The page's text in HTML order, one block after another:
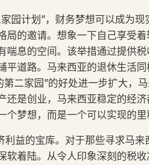
园计划”，财务梦想可以成为现
局的邀请。想象一下自己享受
喘息的空间。该举措通过提供
平道路。马来西亚的退休生活
二家园”的好处进一步扩大，
还是创业，马来西亚稳定的经
梦想，而是一个可以实现的里
利益的宝库。对于那些寻求马来
软着陆。从令人印象深刻的税